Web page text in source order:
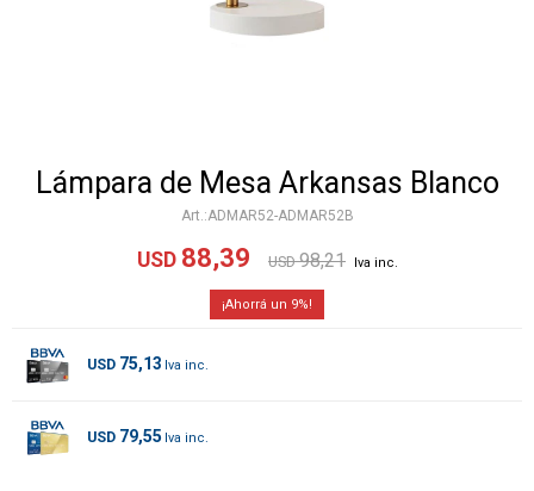
Lámpara de Mesa Arkansas Blanco
ADMAR52-ADMAR52B
USD 88,39 USD 98,21
9
USD 75,13
USD 79,55